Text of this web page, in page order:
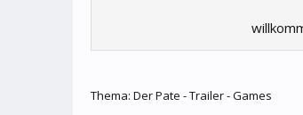
Thema: Der Pate - Trailer - Games